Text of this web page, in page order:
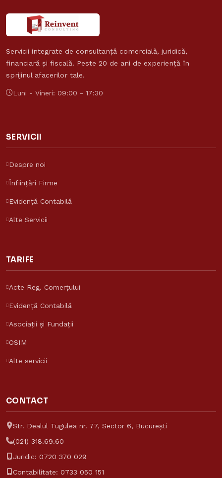
Servicii integrate de consultanță comercială, juridică,
financiară și fiscală. Peste 20 de ani de experiență în
sprijinul afacerilor tale.
Luni - Vineri: 09:00 - 17:30
SERVICII
Despre noi
Înființări Firme
Evidență Contabilă
Alte Servicii
TARIFE
Acte Reg. Comerțului
Evidență Contabilă
Asociații și Fundații
OSIM
Alte servicii
CONTACT
Str. Dealul Tugulea nr. 77, Sector 6, București
(021) 318.69.60
Juridic: 0720 370 029
Contabilitate: 0733 050 151
Asistent Reinvent